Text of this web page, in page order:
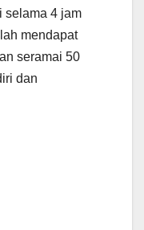
selama 4 jam
mendapat
seramai 50
dan